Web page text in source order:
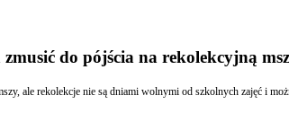
do pójścia na rekolekcyjną
ale rekolekcje nie są dniami wolnymi od szkolnych zajęć i